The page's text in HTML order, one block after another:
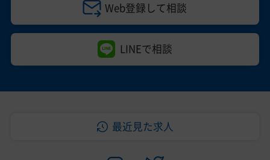
Web登録して相談
LINEで相談
最近見た求人